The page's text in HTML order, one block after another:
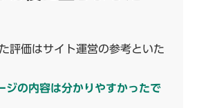
評価はサイト運営の参考といた
ジの内容は分かりやすかったで